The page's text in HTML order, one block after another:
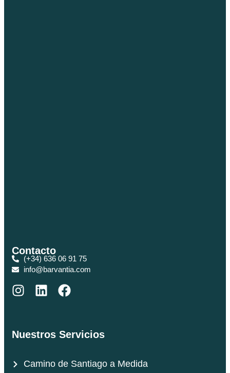
Contacto
(+34) 636 06 91 75
info@barvantia.com
Nuestros Servicios
Camino de Santiago a Medida